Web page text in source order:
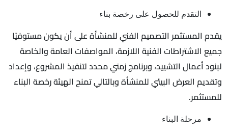
التقدم للحصول على رخصة بناء
يقدم المستثمر التصميم الفني للمنشأة على أن يكون مستوفيًا
جميع الاشتراطات الفنية اللازمة، المواصفات العامة والخاصة
لبنود أعمال التشييد، وبرنامج زمني محدد لتنفيذ المشروع، وإعداد
وتقديم العرض البيئي للمنشأة وبالتالي تمنح الهيئة رخصة البناء
للمستثمر.
مرحلة البناء